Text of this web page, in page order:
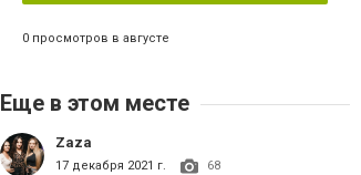
0 просмотров в августе
Еще в этом месте
Zaza
17 декабря 2021 г. 68